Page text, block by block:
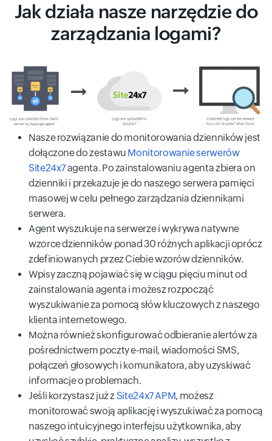
Jak działa nasze narzędzie do
zarządzania logami?
Nasze rozwiązanie do monitorowania dzienników jest
dołączone do zestawu Monitorowanie serwerów
Site24x7agenta. Po zainstalowaniu agenta zbiera on
dzienniki i przekazuje je do naszego serwera pamięci
masowej w celu pełnego zarządzania dziennikami
serwera.
Agent wyszukuje na serwerze i wykrywa natywne
wzorce dzienników ponad 30 różnych aplikacji oprócz
zdefiniowanych przez Ciebie wzorów dzienników.
Wpisy zaczną pojawiać się w ciągu pięciu minut od
zainstalowania agenta i możesz rozpocząć
wyszukiwanie za pomocą słów kluczowych z naszego
klienta internetowego.
Można również skonfigurować odbieranie alertów za
pośrednictwem poczty e-mail, wiadomości SMS,
połączeń głosowych i komunikatora, aby uzyskiwać
informacje o problemach.
Jeśli korzystasz już z Site24x7 APM, możesz
monitorować swoją aplikację i wyszukiwać za pomocą
naszego intuicyjnego interfejsu użytkownika, aby